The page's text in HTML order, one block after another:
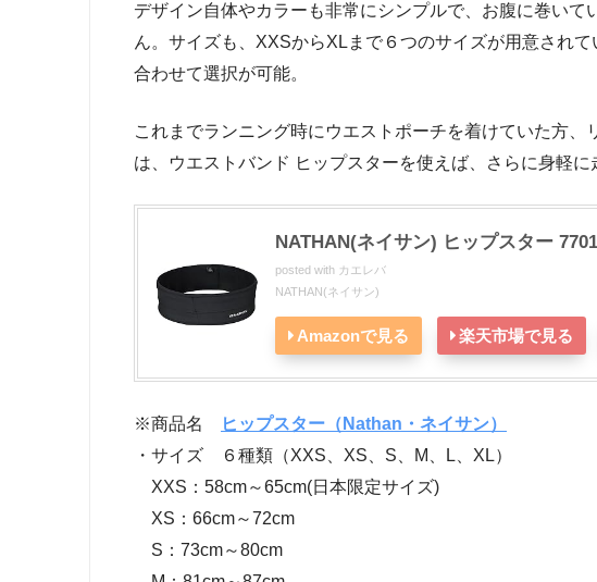
デザイン自体やカラーも非常にシンプルで、お腹に巻いて
ん。サイズも、XXSからXLまで６つのサイズが用意され
合わせて選択が可能。
これまでランニング時にウエストポーチを着けていた方、
は、ウエストバンド ヒップスターを使えば、さらに身軽に
NATHAN(ネイサン) ヒップスター
posted with カエレバ
NATHAN(ネイサン)
Amazonで見る 楽天市場で見る
※商品名
ヒップスター（Nathan・ネイサン）
・サイズ ６種類（XXS、XS、S、M、L、XL）
XXS：58cm～65cm(日本限定サイズ)
XS：66cm～72cm
S：73cm～80cm